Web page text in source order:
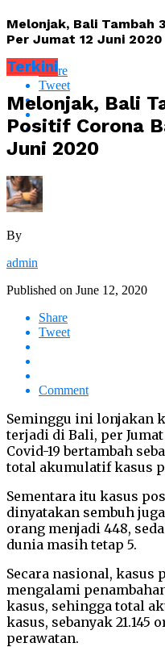
Melonjak, Bali Tambah
Per Jumat 12 Juni 2020
Share
Tweet
Terkini
Melonjak, Bali
Positif Corona
Juni 2020
By
admin
Published on June 12, 2020
Share
Tweet
Comment
Seminggu ini lonjakan
terjadi di Bali, per
Covid-19 bertambah
total akumulatif kasus
Sementara itu kasus
dinyatakan sembuh
orang menjadi 448,
dunia masih tetap 5.
Secara nasional, kasus
mengalami
kasus, sehingga total
kasus, sebanyak 21.145
perawatan.